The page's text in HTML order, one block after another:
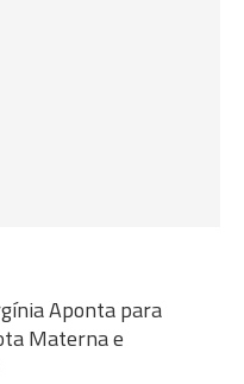
Aponta para
Materna e